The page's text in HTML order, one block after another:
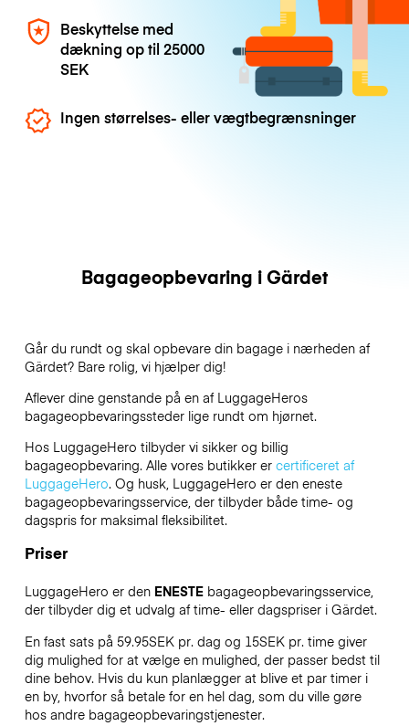
Beskyttelse med
dækning op til25000
SEK
Ingen størrelses- eller vægtbegrænsninger
Bagageopbevaring i Gärdet
Går du rundt og skal opbevare din bagage i nærheden af
Gärdet? Bare rolig, vi hjælper dig!
Aflever dine genstande på en af LuggageHeros
bagageopbevaringssteder lige rundt om hjørnet.
Hos LuggageHero tilbyder vi sikker og billig
bagageopbevaring. Alle vores butikker er certificeret af
LuggageHero. Og husk, LuggageHero er den eneste
bagageopbevaringsservice, der tilbyder både time- og
dagspris for maksimal fleksibilitet.
Priser
LuggageHero er den ENESTEbagageopbevaringsservice,
der tilbyder dig et udvalg af time- eller dagspriser i Gärdet.
En fast sats på 59.95SEK pr. dag og 15SEK pr. time giver
dig mulighed for at vælge en mulighed, der passer bedst til
dine behov. Hvis du kun planlægger at blive et par timer i
en by, hvorfor så betale for en hel dag, som du ville gøre
hos andre bagageopbevaringstjenester.